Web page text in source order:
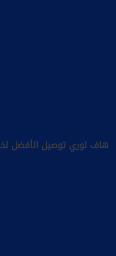
هاف لوري توصيل الأفضل